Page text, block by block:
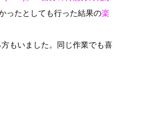
ったとしても行った結果の楽
もいました。同じ作業でも喜